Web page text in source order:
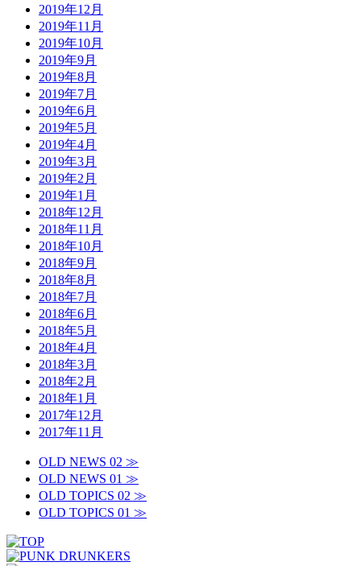
2019年12月
2019年11月
2019年10月
2019年9月
2019年8月
2019年7月
2019年6月
2019年5月
2019年4月
2019年3月
2019年2月
2019年1月
2018年12月
2018年11月
2018年10月
2018年9月
2018年8月
2018年7月
2018年6月
2018年5月
2018年4月
2018年3月
2018年2月
2018年1月
2017年12月
2017年11月
OLD NEWS 02 ≫
OLD NEWS 01 ≫
OLD TOPICS 02 ≫
OLD TOPICS 01 ≫